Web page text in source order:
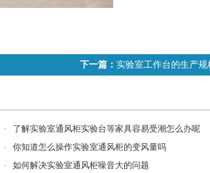
下一篇： 实验室工作台的生产
·
了解实验室通风柜实验台等家具容易受潮怎么办呢
·
你知道怎么操作实验室通风柜的变风量吗
· 如何解决实验室通风柜噪音大的问题